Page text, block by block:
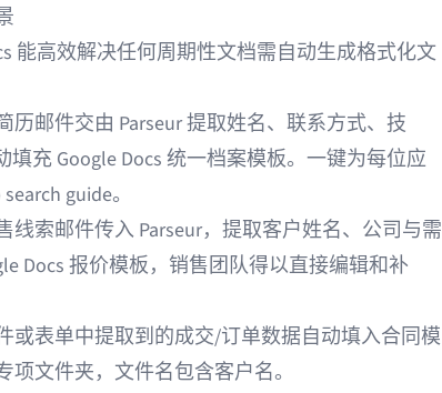
能高效解决任何周期性文档需自动生成格式化文
历邮件交由 Parseur 提取姓名、联系方式、技
填充 Google Docs 统一档案模板。一键为每位应
search guide。
线索邮件传入 Parseur，提取客户姓名、公司与需
Docs 报价模板，销售团队得以直接编辑和补
或表单中提取到的成交/订单数据自动填入合同模
文件夹，文件名包含客户名。